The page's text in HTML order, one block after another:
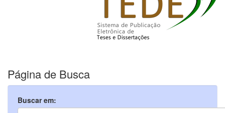
Página de Busca
Buscar em: